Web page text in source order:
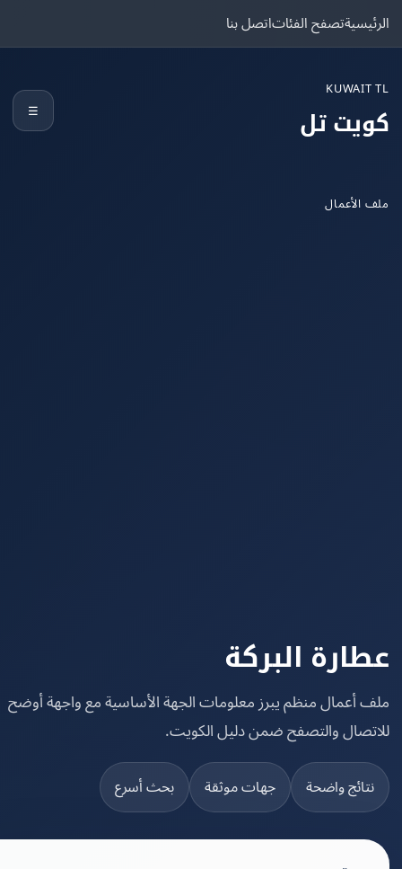
تصفح الفئاتاتصل بنا
تل
البركة
منظم يبرز معلومات الجهة الأساسية مع واجهة أوضح
والتصفح ضمن دليل الكويت.
واضحة جهات موثقة بحث أسرع